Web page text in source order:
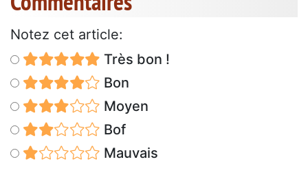
Notez cet article:
Très bon !
Bon
Moyen
Bof
Mauvais